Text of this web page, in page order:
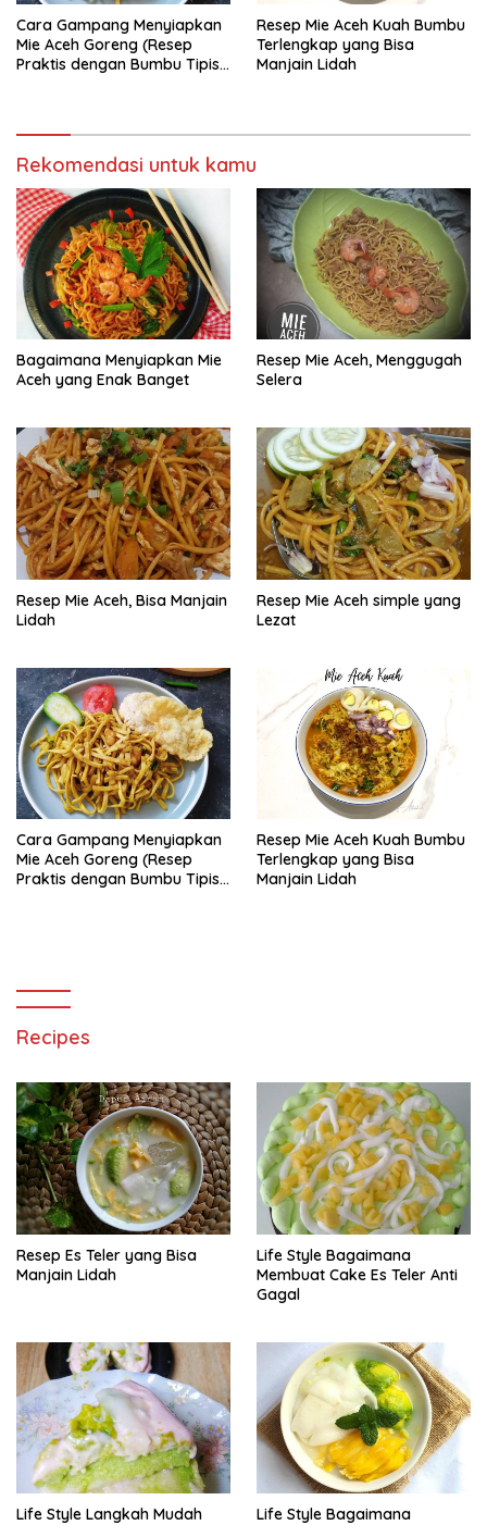
Cara Gampang Menyiapkan
Mie Aceh Goreng (Resep
Praktis dengan Bumbu Tipis),
Resep Mie Aceh Kuah Bumbu
Terlengkap yang Bisa
Manjain Lidah
Rekomendasi untuk kamu
Bagaimana Menyiapkan Mie
Aceh yang Enak Banget
Resep Mie Aceh, Menggugah
Selera
Resep Mie Aceh, Bisa Manjain
Lidah
Resep Mie Aceh simple yang
Lezat
Cara Gampang Menyiapkan
Mie Aceh Goreng (Resep
Praktis dengan Bumbu Tipis),
Resep Mie Aceh Kuah Bumbu
Terlengkap yang Bisa
Manjain Lidah
Recipes
Resep Es Teler yang Bisa
Manjain Lidah
Life Style Bagaimana
Membuat Cake Es Teler Anti
Gagal
Life Style Langkah Mudah
Life Style Bagaimana